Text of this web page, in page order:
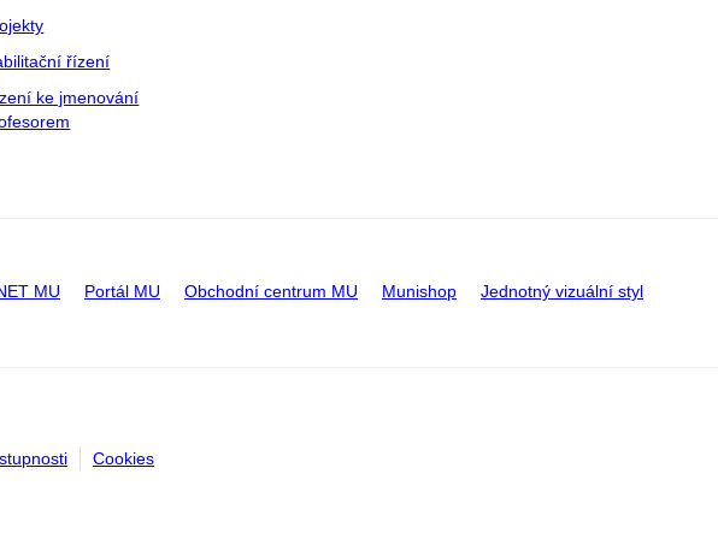
řízení
ke jmenování
MU Portál MU Obchodní centrum MU Munishop Jednotný vizuální styl
Cookies